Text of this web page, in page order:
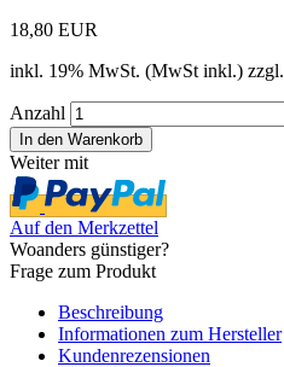
18,80 EUR
inkl. 19% MwSt. (MwSt inkl.) zzgl.
Anzahl
Weiter mit
Auf den Merkzettel
Woanders günstiger?
Frage zum Produkt
Beschreibung
Informationen zum Hersteller
Kundenrezensionen